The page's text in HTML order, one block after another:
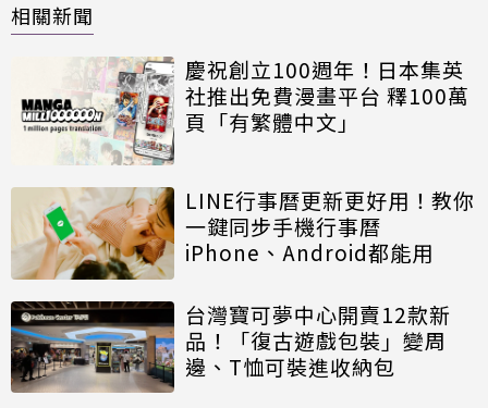
相關新聞
慶祝創立100週年！日本集英
社推出免費漫畫平台 釋100萬
頁「有繁體中文」
LINE行事曆更新更好用！教你
一鍵同步手機行事曆
iPhone、Android都能用
台灣寶可夢中心開賣12款新
品！「復古遊戲包裝」變周
邊、T恤可裝進收納包